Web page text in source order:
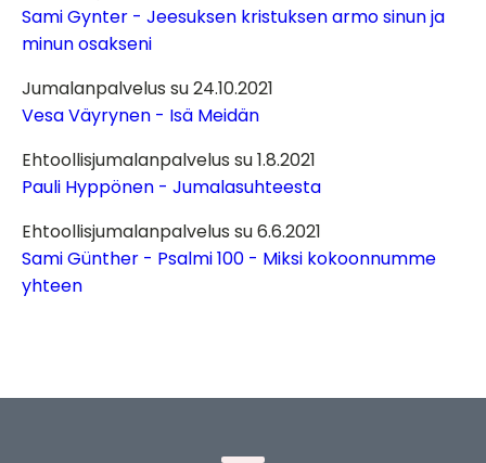
Sami Gynter - Jeesuksen kristuksen armo sinun ja
minun osakseni
Jumalanpalvelus su 24.10.2021
Vesa Väyrynen - Isä Meidän
Ehtoollisjumalanpalvelus su 1.8.2021
Pauli Hyppönen - Jumalasuhteesta
Ehtoollisjumalanpalvelus su 6.6.2021
Sami Günther - Psalmi 100 - Miksi kokoonnumme
yhteen